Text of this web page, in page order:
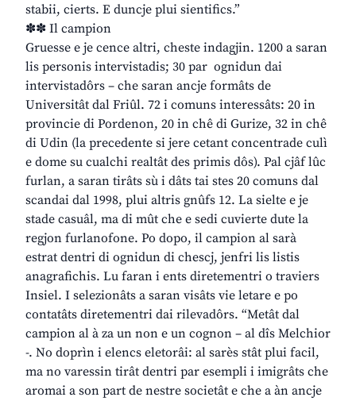
stabii, cierts. E duncje plui sientifics.”
✽✽ Il campion
Gruesse e je cence altri, cheste indagjin. 1200 a saran
lis personis intervistadis; 30 par ognidun dai
intervistadôrs – che saran ancje formâts de
Universitât dal Friûl. 72 i comuns interessâts: 20 in
provincie di Pordenon, 20 in chê di Gurize, 32 in chê
di Udin (la precedente si jere cetant concentrade culì
e dome su cualchi realtât des primis dôs). Pal cjâf lûc
furlan, a saran tirâts sù i dâts tai stes 20 comuns dal
scandai dal 1998, plui altris gnûfs 12. La sielte e je
stade casuâl, ma di mût che e sedi cuvierte dute la
regjon furlanofone. Po dopo, il campion al sarà
estrat dentri di ognidun di chescj, jenfri lis listis
anagrafichis. Lu faran i ents diretementri o traviers
Insiel. I selezionâts a saran visâts vie letare e po
contatâts diretementri dai rilevadôrs. “Metât dal
campion al à za un non e un cognon – al dîs Melchior
-. No doprìn i elencs eletorâi: al sarès stât plui facil,
ma no varessin tirât dentri par esempli i imigrâts che
aromai a son part de nestre societât e che a àn ancje